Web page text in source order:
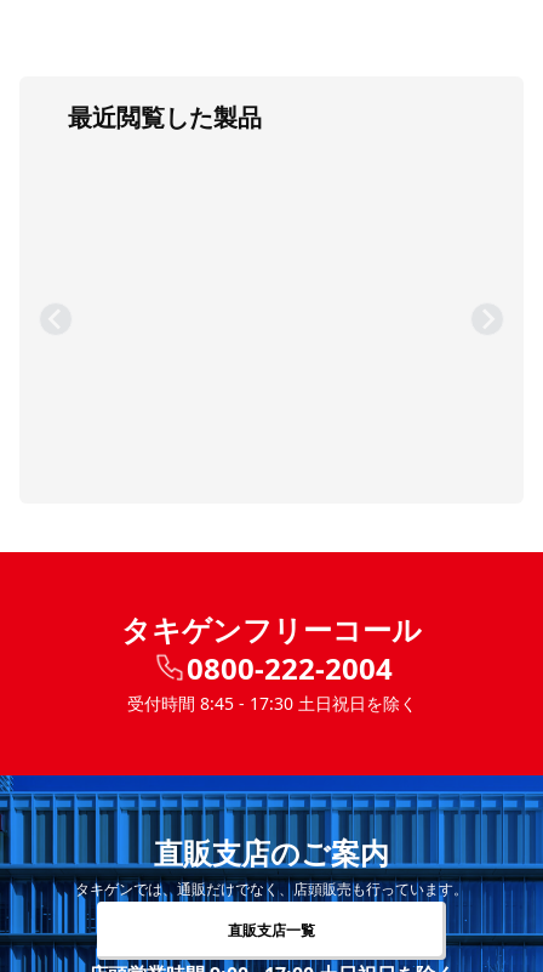
最近閲覧した製品
タキゲンフリーコール
0800-222-2004
受付時間 8:45 - 17:30 土日祝日を除く
直販支店のご案内
タキゲンでは、通販だけでなく、店頭販売も行っています。
直販支店一覧